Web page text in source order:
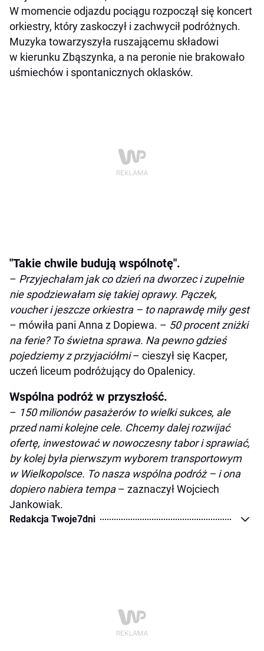
W momencie odjazdu pociągu rozpoczął się koncert
orkiestry, który zaskoczył i zachwycił podróżnych.
Muzyka towarzyszyła ruszającemu składowi
w kierunku Zbąszynka, a na peronie nie brakowało
uśmiechów i spontanicznych oklasków.
"Takie chwile budują wspólnotę".
– Przyjechałam jak co dzień na dworzec i zupełnie
nie spodziewałam się takiej oprawy. Pączek,
voucher i jeszcze orkiestra – to naprawdę miły gest
– mówiła pani Anna z Dopiewa. – 50 procent zniżki
na ferie? To świetna sprawa. Na pewno gdzieś
pojedziemy z przyjaciółmi– cieszył się Kacper,
uczeń liceum podróżujący do Opalenicy.
Wspólna podróż w przyszłość.
– 150 milionów pasażerów to wielki sukces, ale
przed nami kolejne cele. Chcemy dalej rozwijać
ofertę, inwestować w nowoczesny tabor i sprawiać,
by kolej była pierwszym wyborem transportowym
w Wielkopolsce. To nasza wspólna podróż – i ona
dopiero nabiera tempa– zaznaczył Wojciech
Jankowiak.
Redakcja Twoje7dni